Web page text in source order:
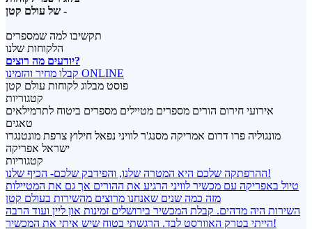
של עולם קטן -
תקשיבו למה שמספרים
הלקוחות שלנו
יודעים מה רוצים?
קבלו מחיר והזמינו ONLINE
פוסט מבלוג לקוחות עולם קטן
קטגוריות
אירועי חירום הורים מספרים מטיילים מספרים ביטוח לתרמילאים
טאגים
מונגוליה פרו דרום אמריקה מסנג'ר לוויני נפאל חילוץ צרפת מונטנגרו
ישראל אפריקה
קטגוריות
ההרפתקה שלכם היא המטרה שלנו, והפידבק שלכם- הכיף שלנו!
טיול באפריקה עם מכשיר לוויני הרגיע את ההורים אך גם את המטיילות
מזה כמה שנים שאנחנו מרוצים מהשירות בעולם קטן
השירות היה מדהים. קבלת המכשיר בירושלים זמינות און ליין ועוד הרבה
הייתי בטרק האוורסט לבד. הרגשתי בטוח שיש איתי את המכשיר!